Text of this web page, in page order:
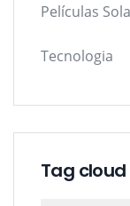
Películas
Tecnologia
Tag cloud